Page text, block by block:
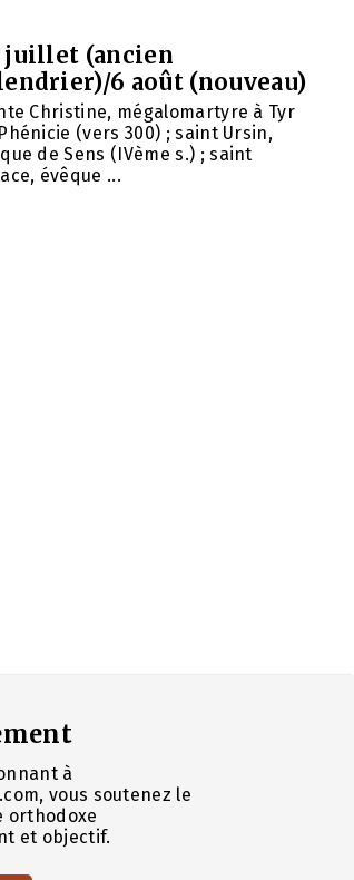
juillet (ancien
6 août (nouveau)
Christine, mégalomartyre à Tyr
(vers 300) ; saint Ursin,
de Sens (IVème s.) ; saint
évêque ...
à
vous soutenez le
orthodoxe
et objectif.